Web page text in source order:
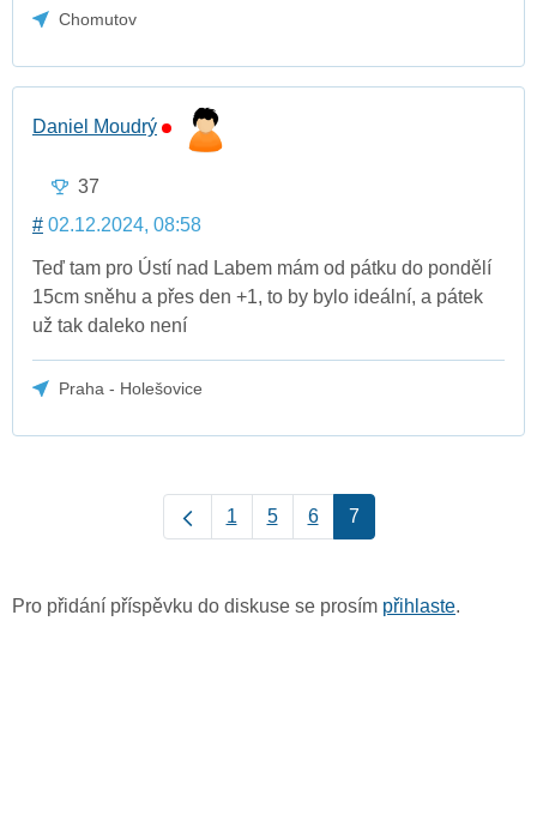
Chomutov
Daniel Moudrý
37
# 02.12.2024, 08:58
Teď tam pro Ústí nad Labem mám od pátku do pondělí
15cm sněhu a přes den +1, to by bylo ideální, a pátek
už tak daleko není
Praha - Holešovice
1 5 6 7
Pro přidání příspěvku do diskuse se prosím přihlaste.